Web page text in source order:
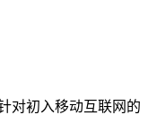
对初入移动互联网的